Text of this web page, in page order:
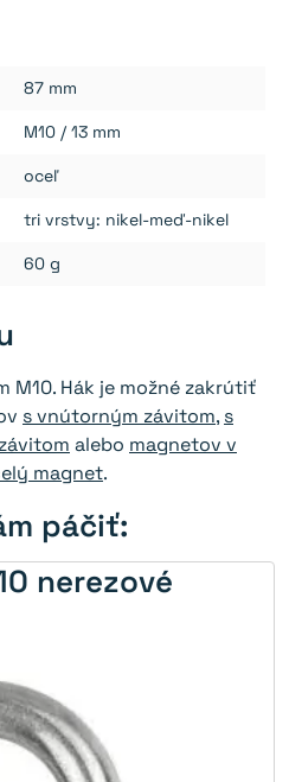
87 mm
M10 / 13 mm
oceľ
tri vrstvy: nikel-meď-nikel
60 g
M10. Hák je možné zakrútiť
s vnútorným závitom, s
alebo magnetov v
magnet.
páčiť:
nerezové